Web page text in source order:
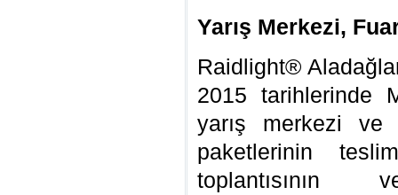
Yarış Merkezi,
Raidlight®
2015 tarihlerinde
yarış merkezi ve
paketlerinin